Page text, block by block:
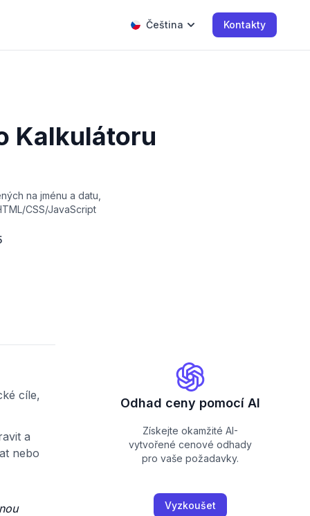
Čeština Kontakty
Kalkulátoru
na jménu a datu,
CSS/JavaScript
cíle,
a
nebo
Odhad ceny pomocí AI
Získejte okamžité AI-
vytvořené cenové odhady
pro vaše požadavky.
Vyzkoušet